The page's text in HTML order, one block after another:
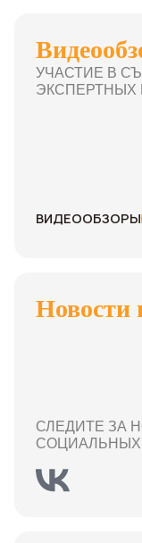
УЧАСТИЕ В
ЭКСПЕРТНЫХ
ВИДЕООБЗОРЫ
Новости
СЛЕДИТЕ ЗА
СОЦИАЛЬНЫХ